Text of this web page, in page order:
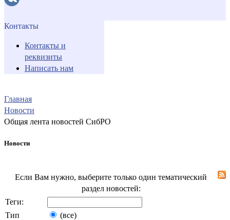
Контакты
Контакты и
реквизиты
Написать нам
Главная
Новости
Общая лента новостей СибРО
Новости
Если Вам нужно, выберите только один тематический
раздел новостей:
Теги:
Тип
(все)